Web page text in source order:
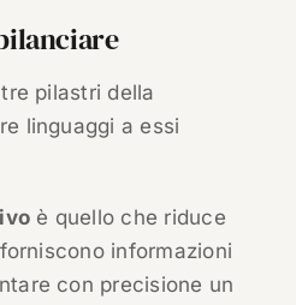
pilastri della
linguaggi a essi
è quello che riduce
informazioni
con precisione un